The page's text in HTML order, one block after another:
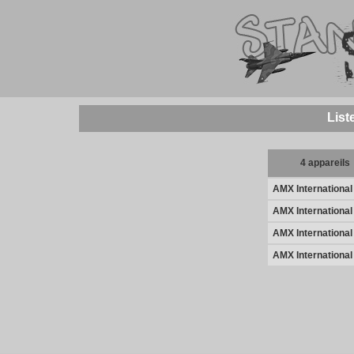
4 appareils
AMX
AMX
AMX
AMX